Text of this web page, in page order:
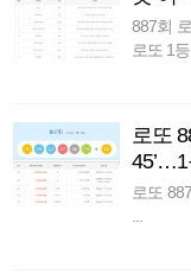
887회
로또 1
로또
로또